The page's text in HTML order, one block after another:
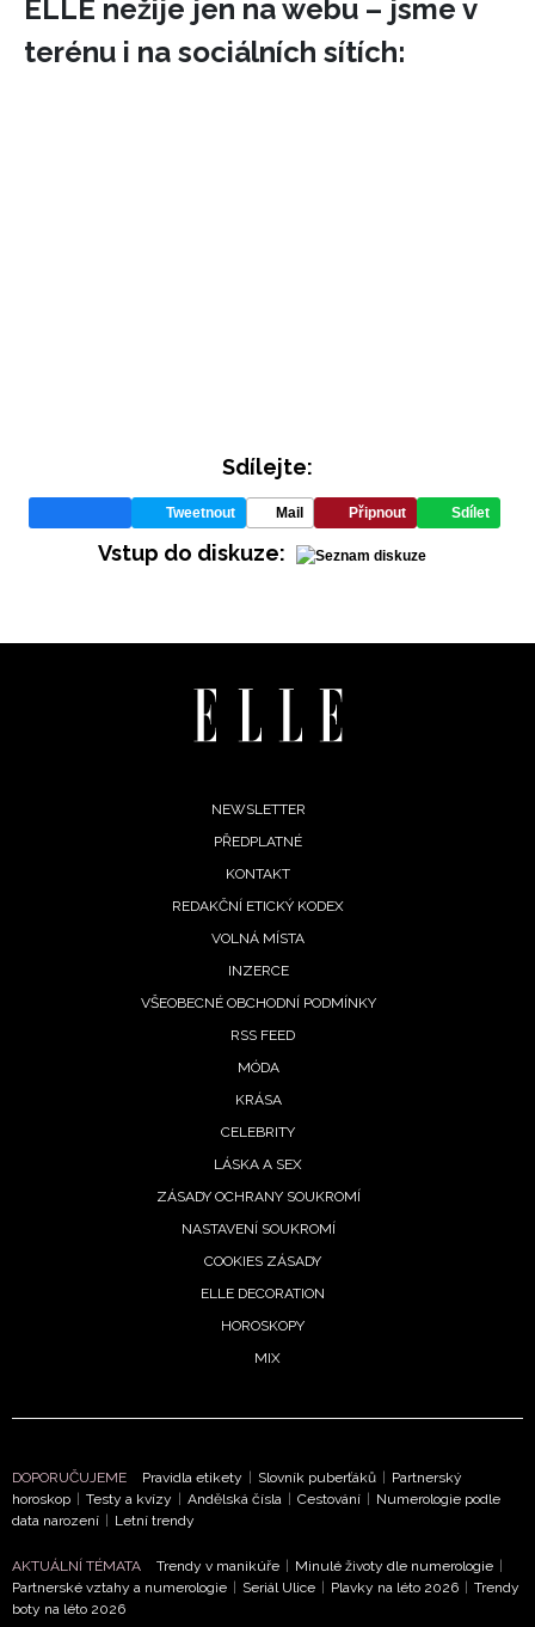
NEWSLETTER
Přihlášením k newsletteru souhlasíte sObchodními
podmínkami společnosti BurdaMedia Extra s.r.o.
ELLE nežije jen na webu – jsme v
terénu i na sociálních sítích:
Sdílejte:
Tweetnout Mail Připnout Sdílet
Vstup do diskuze:
NEWSLETTER
PŘEDPLATNÉ
KONTAKT
REDAKČNÍ ETICKÝ KODEX
VOLNÁ MÍSTA
INZERCE
VŠEOBECNÉ OBCHODNÍ PODMÍNKY
RSS FEED
MÓDA
KRÁSA
CELEBRITY
LÁSKA A SEX
ZÁSADY OCHRANY SOUKROMÍ
NASTAVENÍ SOUKROMÍ
COOKIES ZÁSADY
ELLE DECORATION
HOROSKOPY
MIX
DOPORUČUJEME Pravidla etikety | Slovník puberťáků | Partnerský
horoskop | Testy a kvízy | Andělská čísla | Cestování | Numerologie podle
data narození | Letní trendy
AKTUÁLNÍ TÉMATA Trendy v manikúře | Minulé životy dle numerologie |
Partnerské vztahy a numerologie | Seriál Ulice | Plavky na léto 2026 | Trendy
boty na léto 2026